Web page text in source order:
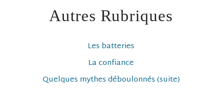
Autres Rubriques
Les batteries
La confiance
Quelques mythes déboulonnés (suite)